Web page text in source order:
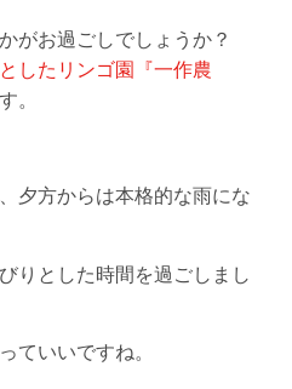
がお過ごしでしょうか？
したリンゴ園『一作農
。
夕方からは本格的な雨にな
りとした時間を過ごしまし
ていいですね。